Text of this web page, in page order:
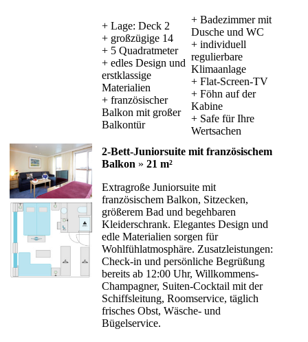
+ Lage: Deck 2
+ großzügige 14
+ 5 Quadratmeter
+ edles Design und
erstklassige
Materialien
+ französischer
Balkon mit großer
Balkontür
+ Badezimmer mit
Dusche und WC
+ individuell
regulierbare
Klimaanlage
+ Flat-Screen-TV
+ Föhn auf der
Kabine
+ Safe für Ihre
Wertsachen
2-Bett-Juniorsuite mit französischem
Balkon » 21 m²
Extragroße Juniorsuite mit
französischem Balkon, Sitzecken,
größerem Bad und begehbaren
Kleiderschrank. Elegantes Design und
edle Materialien sorgen für
Wohlfühlatmosphäre. Zusatzleistungen:
Check-in und persönliche Begrüßung
bereits ab 12:00 Uhr, Willkommens-
Champagner, Suiten-Cocktail mit der
Schiffsleitung, Roomservice, täglich
frisches Obst, Wäsche- und
Bügelservice.